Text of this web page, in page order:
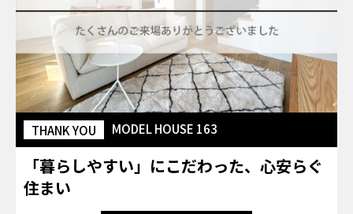
THANK YOU MODEL HOUSE 163
「暮らしやすい」にこだわった、心安らぐ
住まい